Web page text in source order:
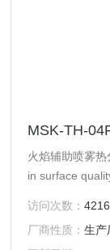
MSK-TH-
火焰辅助喷雾
in surface
heated
访问次数：4216
厂商性质：生产